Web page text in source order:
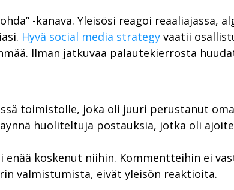
-kanava. Yleisösi reagoi
Hyvä social media strategy vaatii
Ilman jatkuvaa palautekierrosta
toimistolle, joka oli juuri perustanut
huoliteltuja postauksia, jotka oli
koskenut niihin. Kommentteihin ei
valmistumista, eivät yleisön reaktioita.